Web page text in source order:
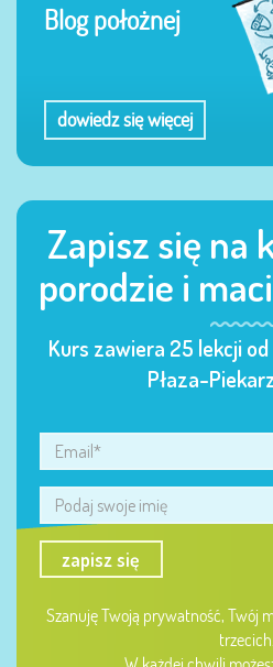
Blog położnej
dowiedz się więcej
Zapisz się na
porodzie i
Kurs zawiera 25 lekcji
Płaza-
zapisz się
Szanuję Twoją prywatność, Twój
trzecich.